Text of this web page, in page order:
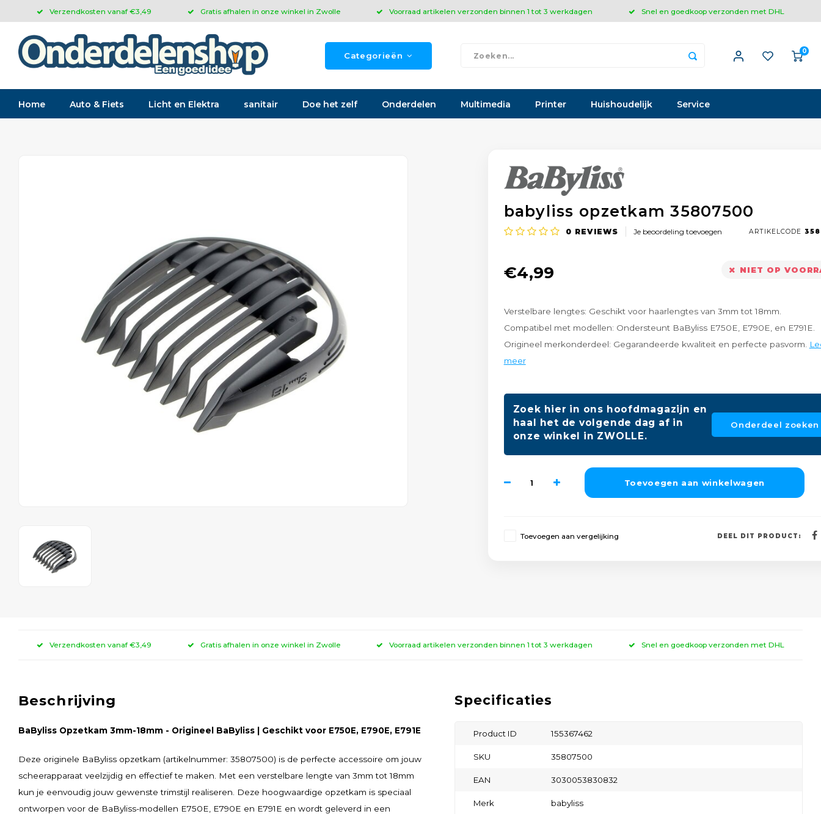
Verzendkosten vanaf €3,49 Gratis afhalen in onze winkel in Zwolle Voorraad artikelen verzonden binnen 1 tot 3 werkdagen Snel en goedkoop verzonden met DHL
Categorieën 0
Home Auto & Fiets Licht en Elektra sanitair Doe het zelf Onderdelen Multimedia Printer Huishoudelijk Service
babyliss opzetkam 35807500
0 REVIEWS Je beoordeling toevoegen ARTIKELCODE
€4,99 NIET OP
Verstelbare lengtes: Geschikt voor haarlengtes van 3mm tot 18mm.
Compatibel met modellen: Ondersteunt BaByliss E750E, E790E, en E791E.
Origineel merkonderdeel: Gegarandeerde kwaliteit en perfecte pasvorm.
meer
Zoek hier in ons hoofdmagazijn en
haal het de volgende dag af in
onze winkel in ZWOLLE.
Onderdeel zoeken
Toevoegen aan winkelwagen
Toevoegen aan vergelijking DEEL DIT PRODUCT:
Verzendkosten vanaf €3,49 Gratis afhalen in onze winkel in Zwolle Voorraad artikelen verzonden binnen 1 tot 3 werkdagen Snel en goedkoop verzonden met DHL
Beschrijving
BaByliss Opzetkam 3mm-18mm - Origineel BaByliss | Geschikt voor E750E, E790E, E791E
Deze originele BaByliss opzetkam (artikelnummer: 35807500) is de perfecte accessoire om jouw
scheerapparaat veelzijdig en effectief te maken. Met een verstelbare lengte van 3mm tot 18mm
kun je eenvoudig jouw gewenste trimstijl realiseren. Deze hoogwaardige opzetkam is speciaal
ontworpen voor de BaByliss-modellen E750E, E790E en E791E en wordt geleverd in een
Specificaties
Product ID 155367462
SKU 35807500
EAN 3030053830832
Merk babyliss